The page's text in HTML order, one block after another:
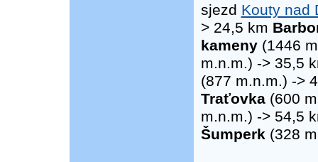
sjezd Kouty nad
> 24,5 km
kameny(1446
m.n.m.) -> 35,5
(877 m.n.m.) ->
Traťovka(600
m.n.m.) -> 54,5
Šumperk(328